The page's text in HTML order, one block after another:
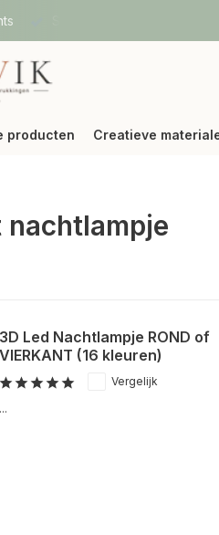
producten Creatieve
nachtlampje
3D Led Nachtlampje ROND of
VIERKANT (16 kleuren)
Vergelijk
...